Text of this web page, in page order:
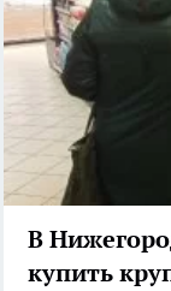
В
купить